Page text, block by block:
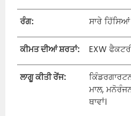
ਰੰਗ: ਸਾਰੇ
ਕੀਮਤ ਦੀਆਂ ਸ਼ਰਤਾਂ: EXW
ਲਾਗੂ ਕੀਤੀ ਰੇਂਜ:
ਮਾਲ,
ਥਾਵਾਂ।